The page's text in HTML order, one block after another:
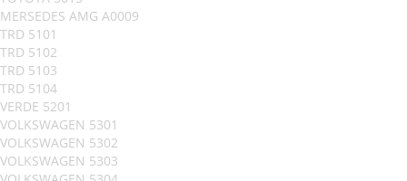
MERSEDES AMG A0009
TRD 5101
TRD 5102
TRD 5103
TRD 5104
VERDE 5201
VOLKSWAGEN 5301
VOLKSWAGEN 5302
VOLKSWAGEN 5303